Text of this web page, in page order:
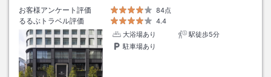
お客様アンケート評価
84点
るるぶトラベル評価
4.4
大浴場あり
駅徒歩5分
駐車場あり